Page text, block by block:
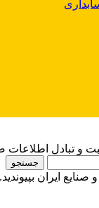
و تبادل اطلاعات
ایران